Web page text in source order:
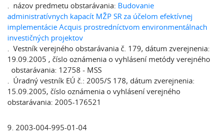
. názov predmetu obstarávania: Budovanie
administratívnych kapacít MŽP SR za účelom efektívnej
implementácie Acquis prostredníctvom environmentálnach
investičných projektov
. Vestník verejného obstarávania č. 179, dátum zverejnenia:
19.09.2005 , číslo oznámenia o vyhlásení metódy verejného
obstarávania: 12758 - MSS
. Úradný vestník EÚ č.: 2005/S 178, dátum zverejnenia:
15.09.2005, číslo oznámenia o vyhlásení verejného
obstarávania: 2005-176521
9. 2003-004-995-01-04